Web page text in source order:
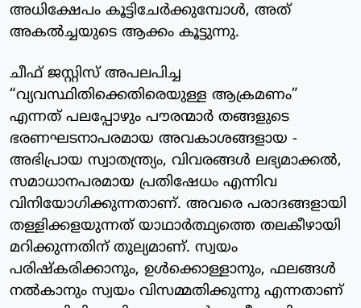
അധിക്ഷേപം കൂട്ടിചേർക്കുമ്പോൾ, അത്
അകൽച്ചയുടെ ആക്കം കൂട്ടുന്നു.
ചീഫ് ജസ്റ്റിസ് അപലപിച്ച
“വ്യവസ്ഥിതിക്കെതിരെയുള്ള ആക്രമണം”
എന്നത് പലപ്പോഴും പൗരന്മാർ തങ്ങളുടെ
ഭരണഘടനാപരമായ അവകാശങ്ങളായ -
അഭിപ്രായ സ്വാതന്ത്ര്യം, വിവരങ്ങൾ ലഭ്യമാക്കൽ,
സമാധാനപരമായ പ്രതിഷേധം എന്നിവ
വിനിയോഗിക്കുന്നതാണ്. അവരെ പരാദങ്ങളായി
തള്ളിക്കളയുന്നത് യാഥാർത്ഥ്യത്തെ തലകീഴായി
മറിക്കുന്നതിന് തുല്യമാണ്. സ്വയം
പരിഷ്കരിക്കാനും, ഉൾക്കൊള്ളാനും, ഫലങ്ങൾ
നൽകാനും സ്വയം വിസമ്മതിക്കുന്നു എന്നതാണ്